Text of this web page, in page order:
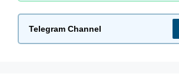
Telegram Channel